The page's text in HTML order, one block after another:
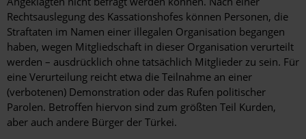
Rechtsauslegung des Kassationshofes können Personen, die
Straftaten im Namen einer illegalen Organisation begangen
haben, wegen Mitgliedschaft in dieser Organisation verurteilt
werden – ausdrücklich ohne tatsächlich Mitglieder zu sein. Für
eine Verurteilung reicht etwa die Teilnahme an einer
(verbotenen) Demonstration oder das Rufen politischer
Parolen. Betroffen hiervon sind zum größten Teil Kurden,
aber auch andere Bürger der Türkei.